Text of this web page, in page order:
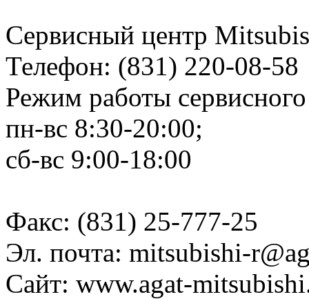
Сервисный центр
Телефон: (831) 220-08-58
Режим работы
пн-вс 8:30-20:00;
сб-вс 9:00-18:00
Факс: (831) 25-777-25
Эл. почта: mitsubishi-
Сайт: www.agat-